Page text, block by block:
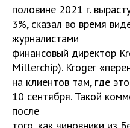
половине 2021 г.
3%, сказал во время
журналистами
финансовый директор
Millerchip). Kroger
на клиентов там, где
10 сентября. Такой
после
того, как чиновники из